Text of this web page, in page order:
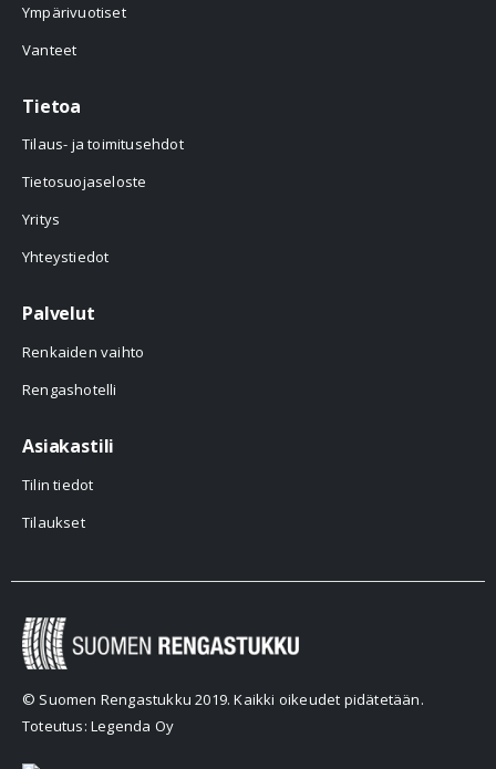
Ympärivuotiset
Vanteet
Tietoa
Tilaus- ja toimitusehdot
Tietosuojaseloste
Yritys
Yhteystiedot
Palvelut
Renkaiden vaihto
Rengashotelli
Asiakastili
Tilin tiedot
Tilaukset
© Suomen Rengastukku 2019. Kaikki oikeudet pidätetään.
Toteutus: Legenda Oy